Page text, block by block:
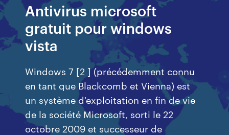
Antivirus microsoft
gratuit pour windows
vista
Windows 7 [2 ] (précédemment connu
en tant que Blackcomb et Vienna) est
un système d'exploitation en fin de vie
de la société Microsoft, sorti le 22
octobre 2009 et successeur de